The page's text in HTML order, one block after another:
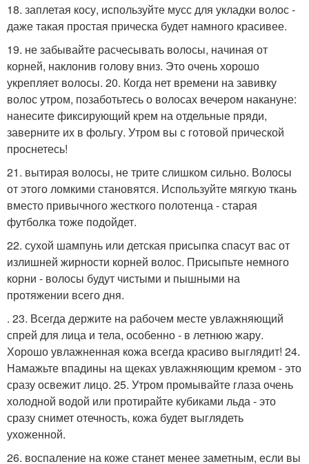
18. заплетая косу, используйте мусс для укладки волос -
даже такая простая прическа будет намного красивее.
19. не забывайте расчесывать волосы, начиная от
корней, наклонив голову вниз. Это очень хорошо
укрепляет волосы. 20. Когда нет времени на завивку
волос утром, позаботьтесь о волосах вечером накануне:
нанесите фиксирующий крем на отдельные пряди,
заверните их в фольгу. Утром вы с готовой прической
проснетесь!
21. вытирая волосы, не трите слишком сильно. Волосы
от этого ломкими становятся. Используйте мягкую ткань
вместо привычного жесткого полотенца - старая
футболка тоже подойдет.
22. сухой шампунь или детская присыпка спасут вас от
излишней жирности корней волос. Присыпьте немного
корни - волосы будут чистыми и пышными на
протяжении всего дня.
. 23. Всегда держите на рабочем месте увлажняющий
спрей для лица и тела, особенно - в летнюю жару.
Хорошо увлажненная кожа всегда красиво выглядит! 24.
Намажьте впадины на щеках увлажняющим кремом - это
сразу освежит лицо. 25. Утром промывайте глаза очень
холодной водой или протирайте кубиками льда - это
сразу снимет отечность, кожа будет выглядеть
ухоженной.
26. воспаление на коже станет менее заметным, если вы